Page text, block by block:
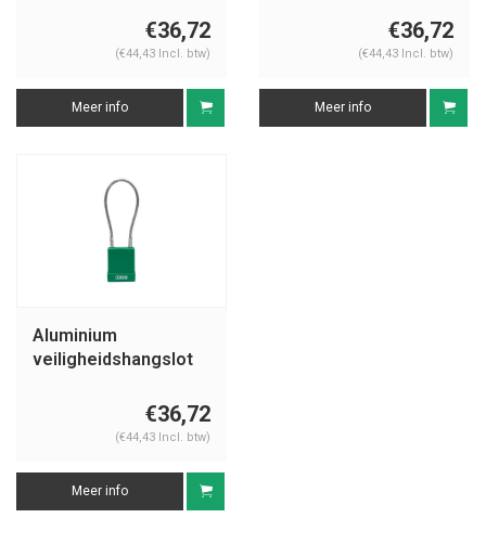
cover 76/40CAB20€36,72
(€44,43 Incl. btw)
Meer info
cover 76/40CAB20€36,72
(€44,43 Incl. btw)
Meer info
Aluminium
veiligheidshangslot
cover 76/40CAB20€36,72
(€44,43 Incl. btw)
Meer info